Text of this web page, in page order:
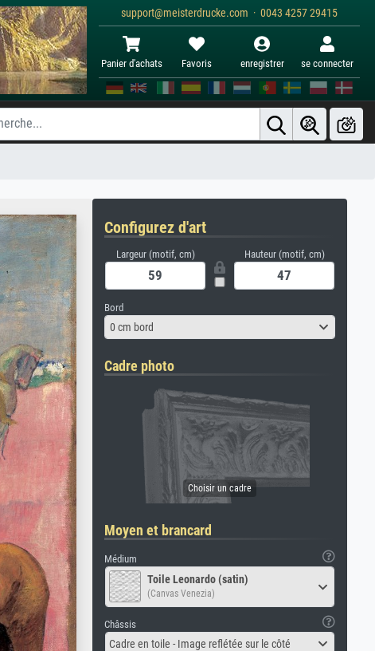
support@meisterdrucke.com · 0043 4257 29415
Panier d'achats Favoris enregistrer se connecter
Configurez d'art
Largeur (motif, cm) Hauteur (motif, cm)
Bord
0 cm bord
Cadre photo
Moyen et brancard
Médium
Toile Leonardo (satin)
(Canvas Venezia)
Châssis
Cadre en toile - Image reflétée sur le côté